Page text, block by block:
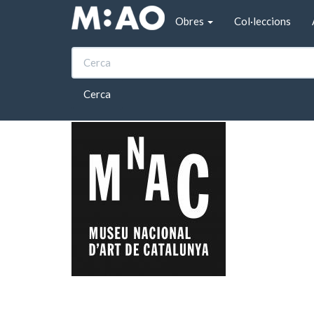
Vés al contingut
Obres
Col·leccions
Cerca
Inici Museu Nacional d'Art de Catalunya
Secció de Dibuix